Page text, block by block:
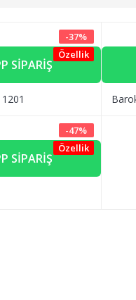
-37%
Özellik
SIPARIŞ
-47%
Özellik
SIPARIŞ